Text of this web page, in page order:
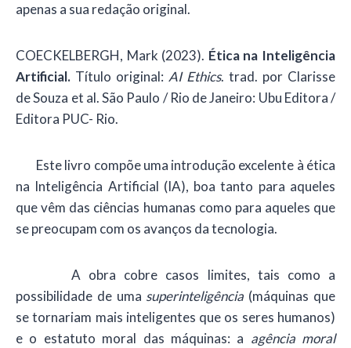
apenas a sua redação original.
COECKELBERGH, Mark (2023). Ética na Inteligência
Artificial. Título original: AI Ethics. trad. por Clarisse
de Souza et al. São Paulo / Rio de Janeiro: Ubu Editora /
Editora PUC- Rio.
Este livro compõe uma introdução excelente à ética
na Inteligência Artificial (IA), boa tanto para aqueles
que vêm das ciências humanas como para aqueles que
se preocupam com os avanços da tecnologia.
A obra cobre casos limites, tais como a
possibilidade de uma superinteligência (máquinas que
se tornariam mais inteligentes que os seres humanos)
e o estatuto moral das máquinas: a agência moral